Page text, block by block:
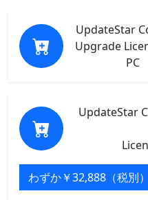
UpdateStar
Upgrade
PC
UpdateStar
わずか￥32,888（税別）